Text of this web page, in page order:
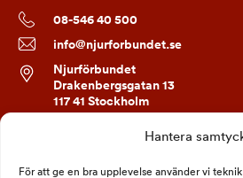
Hantera
För att ge en bra upplevelse använder vi
08-546 40 500
info@njurforbundet.se
Njurförbundet
Drakenbergsgatan 13
117 41 Stockholm